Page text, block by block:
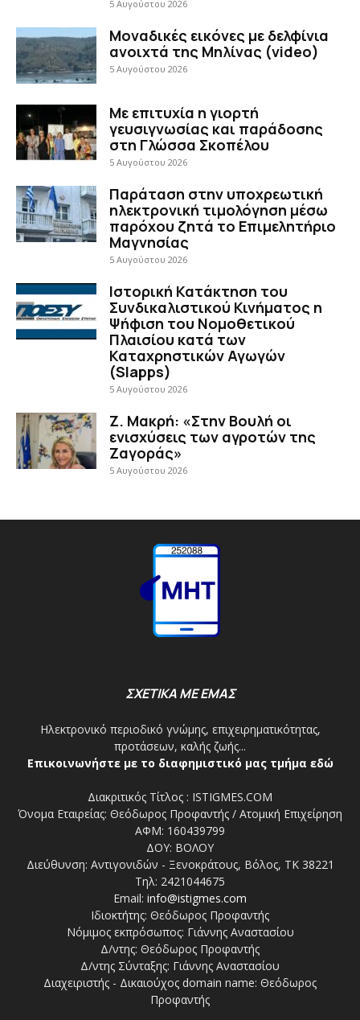
5 Αυγούστου 2026
Μοναδικές εικόνες με δελφίνια
ανοιχτά της Μηλίνας (video)
5 Αυγούστου 2026
Με επιτυχία η γιορτή
γευσιγνωσίας και παράδοσης
στη Γλώσσα Σκοπέλου
5 Αυγούστου 2026
Παράταση στην υποχρεωτική
ηλεκτρονική τιμολόγηση μέσω
παρόχου ζητά το Επιμελητήριο
Μαγνησίας
5 Αυγούστου 2026
Ιστορική Κατάκτηση του
Συνδικαλιστικού Κινήματος η
Ψήφιση του Νομοθετικού
Πλαισίου κατά των
Καταχρηστικών Αγωγών
(Slapps)
5 Αυγούστου 2026
Ζ. Μακρή: «Στην Βουλή οι
ενισχύσεις των αγροτών της
Ζαγοράς»
5 Αυγούστου 2026
ΣΧΕΤΙΚΑ ΜΕ ΕΜΑΣ
Ηλεκτρονικό περιοδικό γνώμης, επιχειρηματικότητας,
προτάσεων, καλής ζωής...
Επικοινωνήστε με το διαφημιστικό μας τμήμα εδώ
Διακριτικός Τίτλος : ISTIGMES.COM
Όνομα Εταιρείας: Θεόδωρος Προφαντής / Ατομική Επιχείρηση
ΑΦΜ: 160439799
ΔΟΥ: ΒΟΛΟΥ
Διεύθυνση: Αντιγονιδών - Ξενοκράτους, Βόλος, ΤΚ 38221
Τηλ: 2421044675
Email: info@istigmes.com
Ιδιοκτήτης: Θεόδωρος Προφαντής
Νόμιμος εκπρόσωπος: Γιάννης Αναστασίου
Δ/ντης: Θεόδωρος Προφαντής
Δ/ντης Σύνταξης: Γιάννης Αναστασίου
Διαχειριστής - Δικαιούχος domain name: Θεόδωρος
Προφαντής